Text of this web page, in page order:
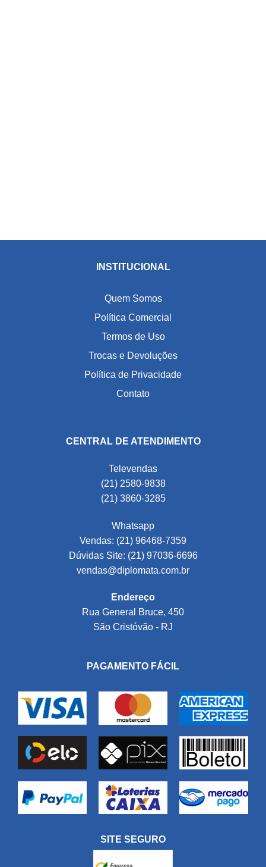
INSTITUCIONAL
Quem Somos
Política Comercial
Termos de Uso
Trocas e Devoluções
Política de Privacidade
Contato
CENTRAL DE ATENDIMENTO
Televendas
(21) 2580-9838
(21) 3860-3285
Whatsapp
Vendas: (21) 96468-7359
Dúvidas Site: (21) 97036-6696
vendas@diplomata.com.br
Endereço
Rua General Bruce, 450
São Cristóvão - RJ
PAGAMENTO FÁCIL
SITE SEGURO